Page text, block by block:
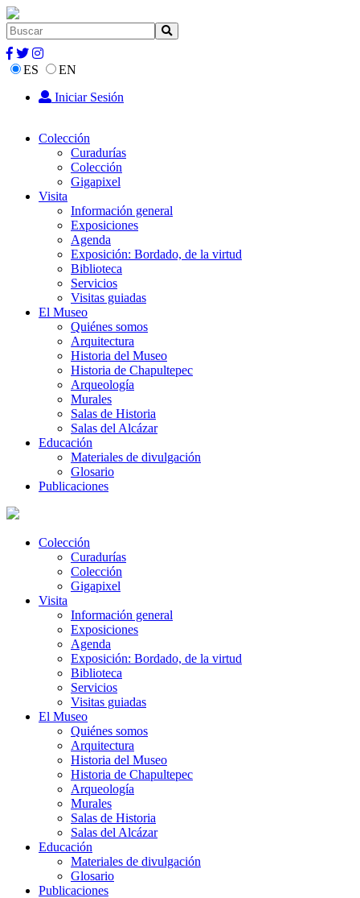
ES
EN
Iniciar Sesión
Colección
Curadurías
Colección
Gigapixel
Visita
Información general
Exposiciones
Agenda
Exposición: Bordado, de la virtud
Biblioteca
Servicios
Visitas guiadas
El Museo
Quiénes somos
Arquitectura
Historia del Museo
Historia de Chapultepec
Arqueología
Murales
Salas de Historia
Salas del Alcázar
Educación
Materiales de divulgación
Glosario
Publicaciones
Colección
Curadurías
Colección
Gigapixel
Visita
Información general
Exposiciones
Agenda
Exposición: Bordado, de la virtud
Biblioteca
Servicios
Visitas guiadas
El Museo
Quiénes somos
Arquitectura
Historia del Museo
Historia de Chapultepec
Arqueología
Murales
Salas de Historia
Salas del Alcázar
Educación
Materiales de divulgación
Glosario
Publicaciones